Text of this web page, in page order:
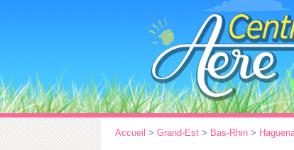
Accueil > Grand-Est > Bas-Rhin >